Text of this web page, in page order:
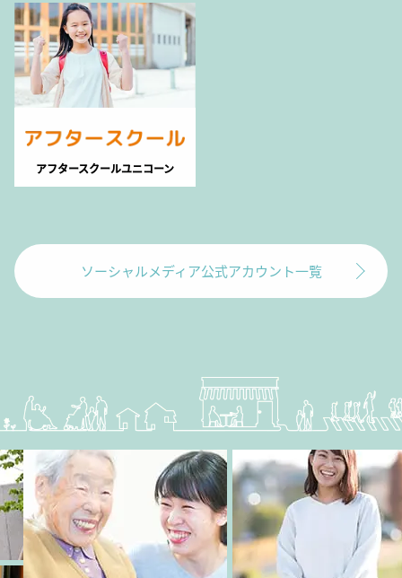
アフタースクールユニコーン
ソーシャルメディア公式アカウント一覧